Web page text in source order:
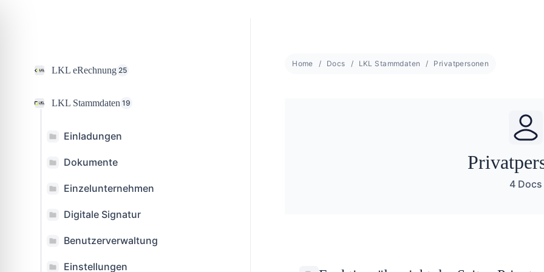
LKL eRechnung 25
LKL Stammdaten 19
Einladungen
Dokumente
Einzelunternehmen
Digitale Signatur
Benutzerverwaltung
Einstellungen
Home Docs LKL Stammdaten Privatpersonen
4 Docs